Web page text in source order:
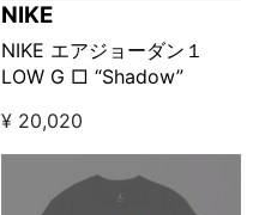
NIKE
NIKE エアジョーダン１
LOW G □ “Shadow”
¥ 20,020